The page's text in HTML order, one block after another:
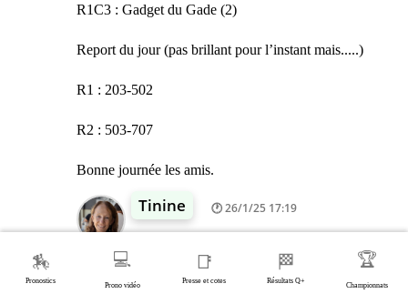
R1C3 : Gadget du Gade (2)
Report du jour (pas brillant pour l’instant mais.....)
R1 : 203-502
R2 : 503-707
Bonne journée les amis.
Tinine 26/1/25 17:19
Patrice
🏇
Pronostics
💻
Prono vidéo
📑
Presse et cotes
🏁
Résultats Q+
🏆
Championnats